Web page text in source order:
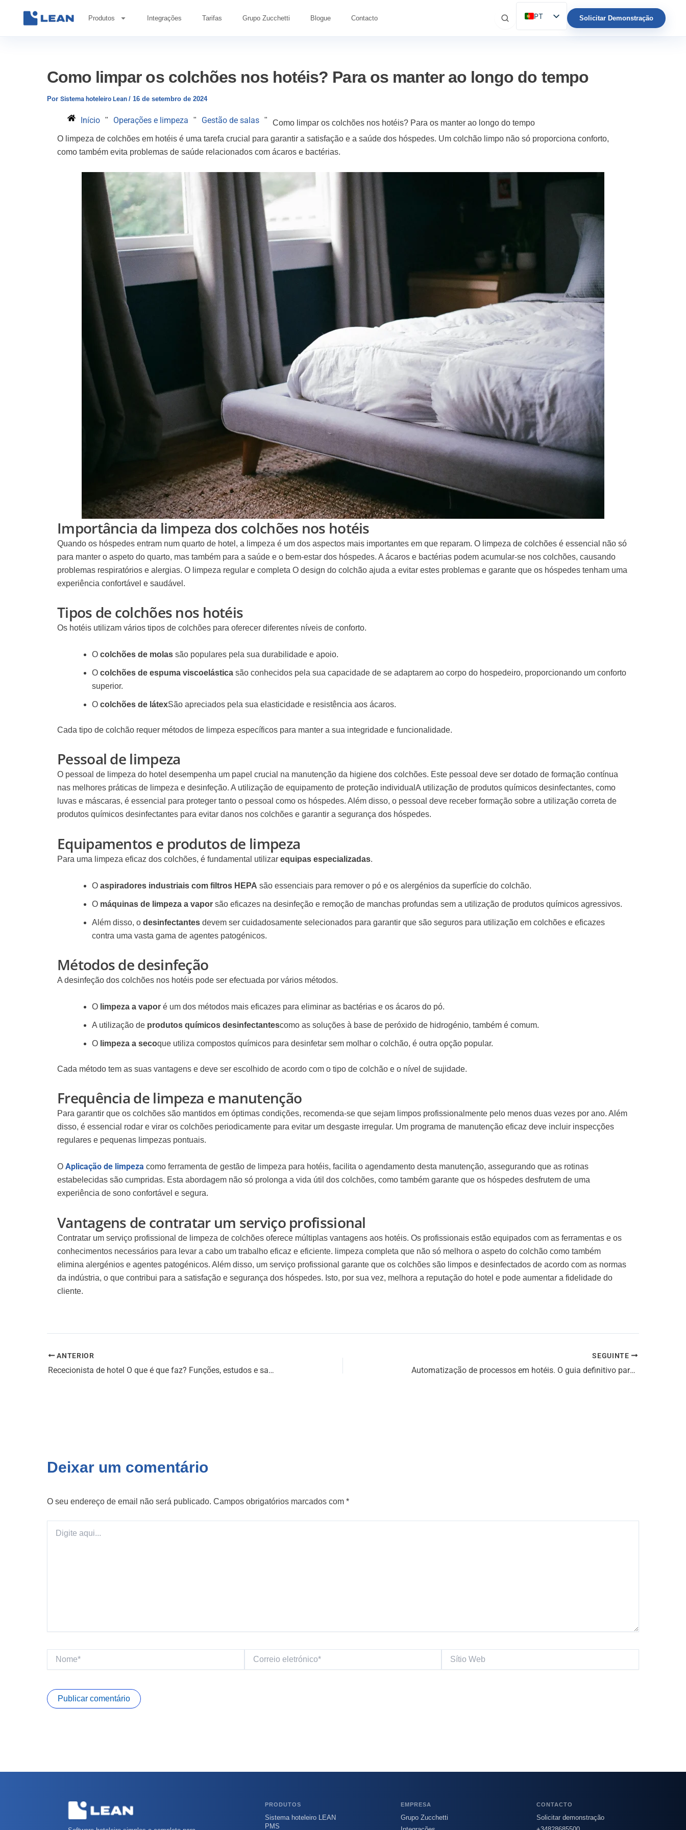
Produtos Integrações Tarifas Grupo Zucchetti Blogue Contacto
PT
ES
FR
Solicitar Demonstração
Como limpar os colchões nos hotéis? Para os manter ao longo do tempo
Por Sistema hoteleiro Lean / 16 de setembro de 2024
Início " Operações e limpeza " Gestão de salas "
Como limpar os colchões nos hotéis? Para os manter ao longo do tempo
O limpeza de colchões em hotéis é uma tarefa crucial para garantir a satisfação e a saúde dos hóspedes. Um colchão limpo não só proporciona conforto,
como também evita problemas de saúde relacionados com ácaros e bactérias.
Importância da limpeza dos colchões nos hotéis
Quando os hóspedes entram num quarto de hotel, a limpeza é um dos aspectos mais importantes em que reparam. O limpeza de colchões é essencial não só
para manter o aspeto do quarto, mas também para a saúde e o bem-estar dos hóspedes. A ácaros e bactérias podem acumular-se nos colchões, causando
problemas respiratórios e alergias. O limpeza regular e completa O design do colchão ajuda a evitar estes problemas e garante que os hóspedes tenham uma
experiência confortável e saudável.
Tipos de colchões nos hotéis
Os hotéis utilizam vários tipos de colchões para oferecer diferentes níveis de conforto.
O colchões de molas são populares pela sua durabilidade e apoio.
O colchões de espuma viscoelástica são conhecidos pela sua capacidade de se adaptarem ao corpo do hospedeiro, proporcionando um conforto
superior.
O colchões de látexSão apreciados pela sua elasticidade e resistência aos ácaros.
Cada tipo de colchão requer métodos de limpeza específicos para manter a sua integridade e funcionalidade.
Pessoal de limpeza
O pessoal de limpeza do hotel desempenha um papel crucial na manutenção da higiene dos colchões. Este pessoal deve ser dotado de formação contínua
nas melhores práticas de limpeza e desinfeção. A utilização de equipamento de proteção individual A utilização de produtos químicos desinfectantes, como
luvas e máscaras, é essencial para proteger tanto o pessoal como os hóspedes. Além disso, o pessoal deve receber formação sobre a utilização correta de
produtos químicos desinfectantes para evitar danos nos colchões e garantir a segurança dos hóspedes.
Equipamentos e produtos de limpeza
Para uma limpeza eficaz dos colchões, é fundamental utilizar equipas especializadas.
O aspiradores industriais com filtros HEPA são essenciais para remover o pó e os alergénios da superfície do colchão.
O máquinas de limpeza a vapor são eficazes na desinfeção e remoção de manchas profundas sem a utilização de produtos químicos agressivos.
Além disso, o desinfectantes devem ser cuidadosamente selecionados para garantir que são seguros para utilização em colchões e eficazes
contra uma vasta gama de agentes patogénicos.
Métodos de desinfeção
A desinfeção dos colchões nos hotéis pode ser efectuada por vários métodos.
O limpeza a vapor é um dos métodos mais eficazes para eliminar as bactérias e os ácaros do pó.
A utilização de produtos químicos desinfectantescomo as soluções à base de peróxido de hidrogénio, também é comum.
O limpeza a secoque utiliza compostos químicos para desinfetar sem molhar o colchão, é outra opção popular.
Cada método tem as suas vantagens e deve ser escolhido de acordo com o tipo de colchão e o nível de sujidade.
Frequência de limpeza e manutenção
Para garantir que os colchões são mantidos em óptimas condições, recomenda-se que sejam limpos profissionalmente pelo menos duas vezes por ano. Além
disso, é essencial rodar e virar os colchões periodicamente para evitar um desgaste irregular. Um programa de manutenção eficaz deve incluir inspecções
regulares e pequenas limpezas pontuais.
O Aplicação de limpeza como ferramenta de gestão de limpeza para hotéis, facilita o agendamento desta manutenção, assegurando que as rotinas
estabelecidas são cumpridas. Esta abordagem não só prolonga a vida útil dos colchões, como também garante que os hóspedes desfrutem de uma
experiência de sono confortável e segura.
Vantagens de contratar um serviço profissional
Contratar um serviço profissional de limpeza de colchões oferece múltiplas vantagens aos hotéis. Os profissionais estão equipados com as ferramentas e os
conhecimentos necessários para levar a cabo um trabalho eficaz e eficiente. limpeza completa que não só melhora o aspeto do colchão como também
elimina alergénios e agentes patogénicos. Além disso, um serviço profissional garante que os colchões são limpos e desinfectados de acordo com as normas
da indústria, o que contribui para a satisfação e segurança dos hóspedes. Isto, por sua vez, melhora a reputação do hotel e pode aumentar a fidelidade do
cliente.
ANTERIOR
Rececionista de hotel O que é que faz? Funções, estudos e salário
SEGUINTE
Automatização de processos em hotéis. O guia definitivo para a redução de custos
Deixar um comentário
O seu endereço de email não será publicado. Campos obrigatórios marcados com *
aqui...
eletrónico*
Sítio
Web
PRODUTOS
Sistema hoteleiro LEAN
PMS
EMPRESA
Grupo Zucchetti
CONTACTO
Solicitar demonstração